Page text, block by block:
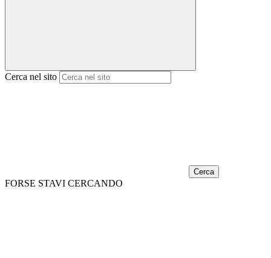
Cerca nel sito
Cerca
FORSE STAVI CERCANDO